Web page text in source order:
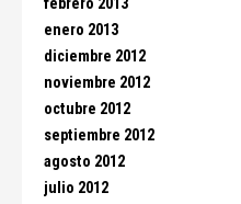
febrero 2013
enero 2013
diciembre 2012
noviembre 2012
octubre 2012
septiembre 2012
agosto 2012
julio 2012